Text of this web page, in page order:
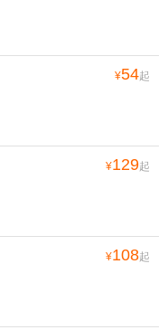
¥54起
¥129起
¥108起